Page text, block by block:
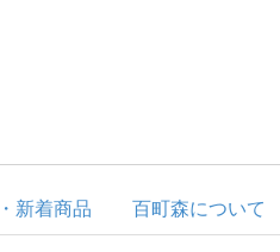
新着商品 百町森について